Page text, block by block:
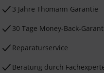
3 Jahre Thomann Garantie
30 Tage Money-Back-
Reparaturservice
Beratung durch